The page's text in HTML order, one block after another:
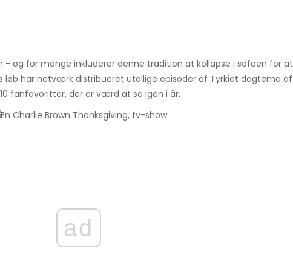
- og for mange inkluderer denne tradition at kollapse i sofaen for at
løb har netværk distribueret utallige episoder af Tyrkiet dagtema af
fanfavoritter, der er værd at se igen i år.
ad